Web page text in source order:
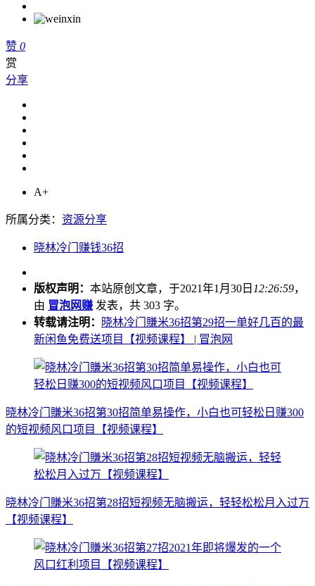
赞 0
赏
分享
A+
所属分类： 资源分享
晓林冷门赚钱36招
版权声明： 本站原创文章，于2021年1月30日 12:26:59，
由 冒泡网赚 发表，共 303 字。
转载请注明：
晓林冷门賺米36招第29招一单好几百的最
新闲鱼免费送项目【视频课程】 | 冒泡网
晓林冷门賺米36招第30招简单易操作，小白也可轻松日赚300
的短视频风口项目【视频课程】
晓林冷门賺米36招第28招短视频无脑搬运，轻轻松松月入过万
【视频课程】